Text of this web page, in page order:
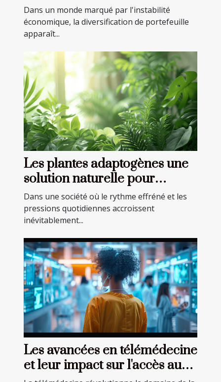
économique stratégies
avancées
Dans un monde marqué par l'instabilité
économique, la diversification de portefeuille
apparaît...
Les plantes adaptogènes une
solution naturelle pour
combattre stress et anxiété
Dans une société où le rythme effréné et les
pressions quotidiennes accroissent
inévitablement...
Les avancées en télémédecine
et leur impact sur l'accès aux